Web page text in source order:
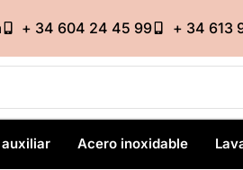
+ 34 604 24 45 99 + 34 613
Acero inoxidable